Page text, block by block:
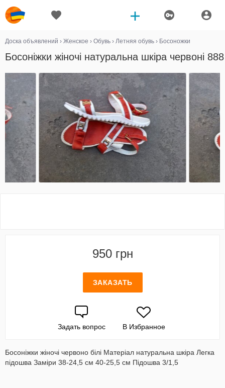
Доска объявлений › Женское › Обувь › Летняя обувь › Босоножки
Босоніжки жіночі натуральна шкіра червоні 888
950 грн
ЗАКАЗАТЬ
Задать вопрос В Избранное
Босоніжки жіночі червоно білі Матеріал натуральна шкіра Легка
підошва Заміри 38-24,5 см 40-25,5 см Підошва 3/1,5